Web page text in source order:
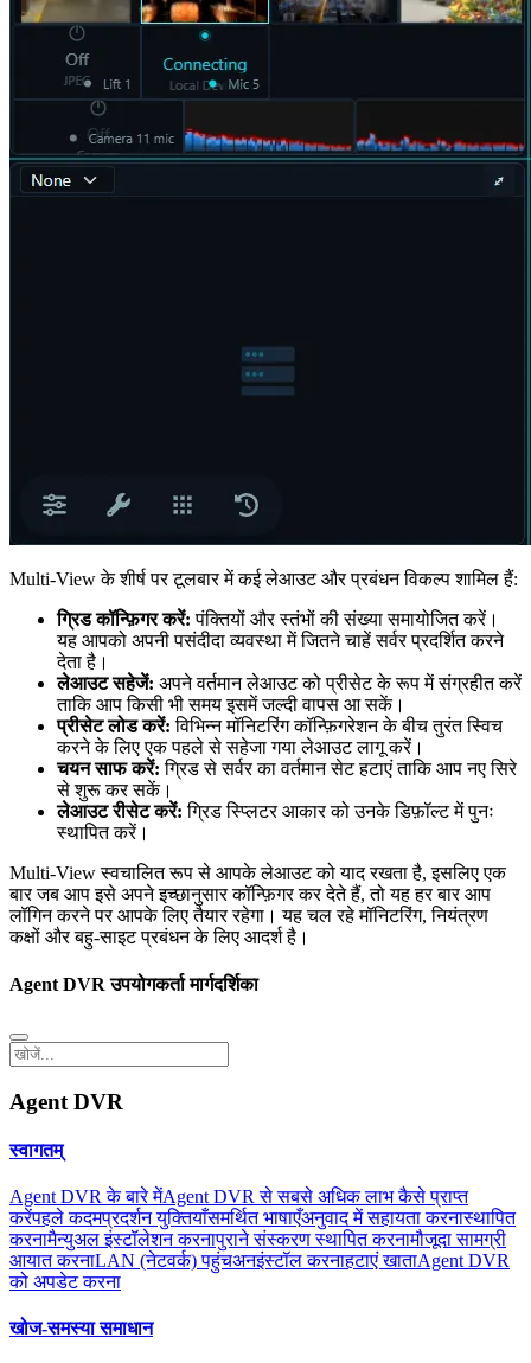
Multi-View के शीर्ष पर टूलबार में कई लेआउट और प्रबंधन विकल्प शामिल हैं:
ग्रिड कॉन्फ़िगर करें: पंक्तियों और स्तंभों की संख्या समायोजित करें।
यह आपको अपनी पसंदीदा व्यवस्था में जितने चाहें सर्वर प्रदर्शित करने
देता है।
लेआउट सहेजें: अपने वर्तमान लेआउट को प्रीसेट के रूप में संग्रहीत करें
ताकि आप किसी भी समय इसमें जल्दी वापस आ सकें।
प्रीसेट लोड करें: विभिन्न मॉनिटरिंग कॉन्फ़िगरेशन के बीच तुरंत स्विच
करने के लिए एक पहले से सहेजा गया लेआउट लागू करें।
चयन साफ करें: ग्रिड से सर्वर का वर्तमान सेट हटाएं ताकि आप नए सिरे
से शुरू कर सकें।
लेआउट रीसेट करें: ग्रिड स्प्लिटर आकार को उनके डिफ़ॉल्ट में पुनः
स्थापित करें।
Multi-View स्वचालित रूप से आपके लेआउट को याद रखता है, इसलिए एक
बार जब आप इसे अपने इच्छानुसार कॉन्फ़िगर कर देते हैं, तो यह हर बार आप
लॉगिन करने पर आपके लिए तैयार रहेगा। यह चल रहे मॉनिटरिंग, नियंत्रण
कक्षों और बहु-साइट प्रबंधन के लिए आदर्श है।
Agent DVR उपयोगकर्ता मार्गदर्शिका
Agent DVR
स्वागतम्
Agent DVR के बारे मेंAgent DVR से सबसे अधिक लाभ कैसे प्राप्त
करेंपहले कदमप्रदर्शन युक्तियाँसमर्थित भाषाएँअनुवाद में सहायता करनास्थापित
करनामैन्युअल इंस्टॉलेशन करनापुराने संस्करण स्थापित करनामौजूदा सामग्री
आयात करनाLAN (नेटवर्क) पहुंचअनइंस्टॉल करनाहटाएं खाताAgent DVR
को अपडेट करना
खोज-समस्या समाधान